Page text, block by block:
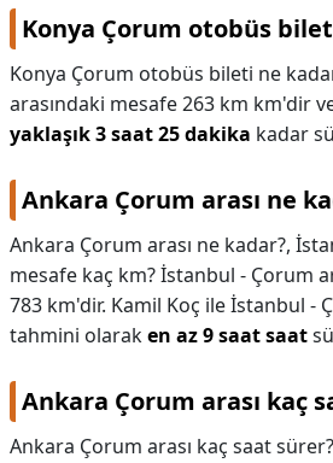
Konya Çorum otobüs
Konya Çorum otobüs bileti ne
arasındaki mesafe 263 km km'dir
yaklaşık 3 saat 25 dakika kadar
Ankara Çorum arası ne
Ankara Çorum arası ne kadar?,
mesafe kaç km? İstanbul - Çorum
783 km'dir. Kamil Koç ile İstanbul -
tahmini olaraken az 9 saat saat
Ankara Çorum arası kaç
Ankara Çorum arası kaç saat